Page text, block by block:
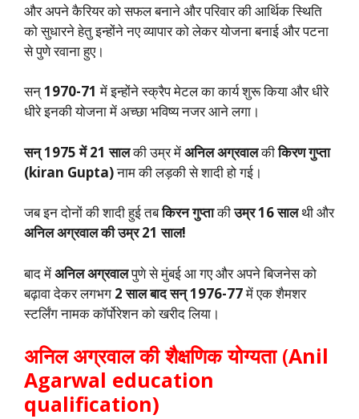
और अपने कैरियर को सफल बनाने और परिवार की आर्थिक स्थिति
को सुधारने हेतु इन्होंने नए व्यापार को लेकर योजना बनाई और पटना
से पुणे रवाना हुए।
सन्1970-71 में इन्होंने स्क्रैप मेटल का कार्य शुरू किया और धीरे
धीरे इनकी योजना में अच्छा भविष्य नजर आने लगा।
सन् 1975 में 21 सालकी उम्र मेंअनिल अग्रवालकीकिरण गुप्ता
(kiran Gupta)नाम की लड़की से शादी हो गई।
जब इन दोनों की शादी हुई तबकिरन गुप्ताकीउम्र 16 सालथी और
अनिल अग्रवाल की उम्र 21 साल!
बाद मेंअनिल अग्रवालपुणे से मुंबई आ गए और अपने बिजनेस को
बढ़ावा देकर लगभग 2 साल बाद सन् 1976-77में एक शैमशर
स्टर्लिंग नामक कॉर्पोरेशन को खरीद लिया।
अनिल अग्रवाल की शैक्षणिक योग्यता(Anil
Agarwal education
qualification)